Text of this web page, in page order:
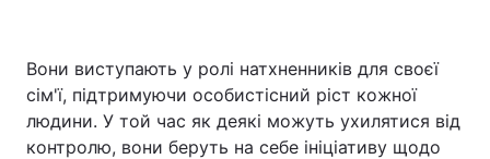
Вони виступають у ролі натхненників для своєї
сім'ї, підтримуючи особистісний ріст кожної
людини. У той час як деякі можуть ухилятися від
контролю, вони беруть на себе ініціативу щодо